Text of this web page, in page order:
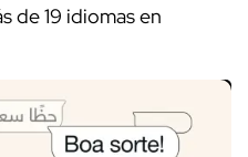
de 19 idiomas en